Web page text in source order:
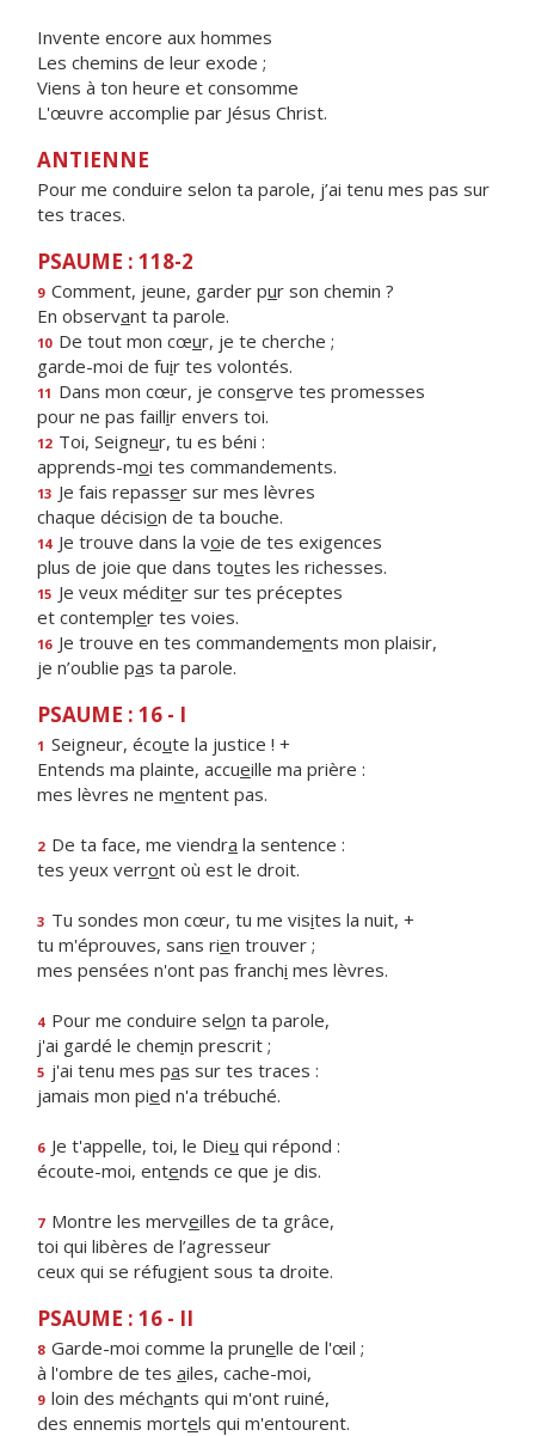
Invente encore aux hommes
Les chemins de leur exode ;
Viens à ton heure et consomme
L'œuvre accomplie par Jésus Christ.
ANTIENNE
Pour me conduire selon ta parole, j’ai tenu mes pas sur
tes traces.
PSAUME : 118-2
9 Comment, jeune, garder pur son chemin ?
En observant ta parole.
10 De tout mon cœur, je te cherche ;
garde-moi de fuir tes volontés.
11 Dans mon cœur, je conserve tes promesses
pour ne pas faillir envers toi.
12 Toi, Seigneur, tu es béni :
apprends-moi tes commandements.
13 Je fais repasser sur mes lèvres
chaque décision de ta bouche.
14 Je trouve dans la voie de tes exigences
plus de joie que dans toutes les richesses.
15 Je veux méditer sur tes préceptes
et contempler tes voies.
16 Je trouve en tes commandements mon plaisir,
je n’oublie pas ta parole.
PSAUME : 16 - I
1 Seigneur, écoute la justice ! +
Entends ma plainte, accueille ma prière :
mes lèvres ne mentent pas.
2 De ta face, me viendra la sentence :
tes yeux verront où est le droit.
3 Tu sondes mon cœur, tu me visites la nuit, +
tu m'éprouves, sans rien trouver ;
mes pensées n'ont pas franchi mes lèvres.
4 Pour me conduire selon ta parole,
j'ai gardé le chemin prescrit ;
5 j'ai tenu mes pas sur tes traces :
jamais mon pied n'a trébuché.
6 Je t'appelle, toi, le Dieu qui répond :
écoute-moi, entends ce que je dis.
7 Montre les merveilles de ta grâce,
toi qui libères de l’agresseur
ceux qui se réfugient sous ta droite.
PSAUME : 16 - II
8 Garde-moi comme la prunelle de l'œil ;
à l'ombre de tes ailes, cache-moi,
9 loin des méchants qui m'ont ruiné,
des ennemis mortels qui m'entourent.